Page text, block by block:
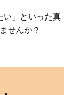
い」といった真
せんか？